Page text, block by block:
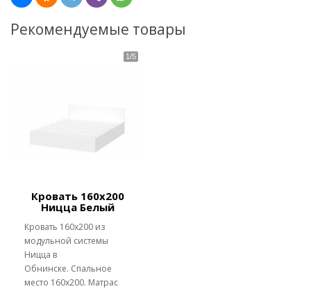
Рекомендуемые товары
Кровать 160х200
Ницца Белый
Кровать 160х200 из
модульной системы
Ницца в
Обнинске. Спальное
место 160х200. Матрас